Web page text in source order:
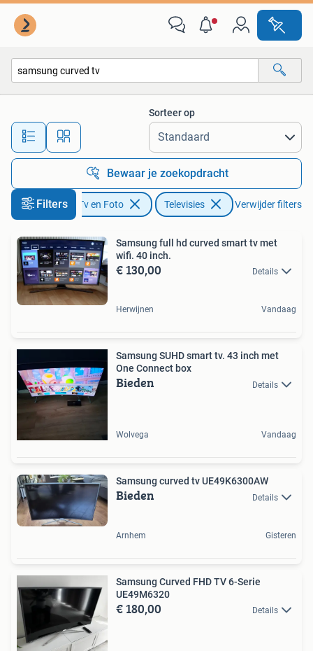
Alle afstanden…
Sorteer op
Bewaar je zoekopdracht
Filters
Audio, Tv en Foto Televisies Verwijder filters
Samsung full hd curved smart tv met
wifi. 40 inch.
€ 130,00 Details
Herwijnen Vandaag
Samsung SUHD smart tv. 43 inch met
One Connect box
Bieden Details
Wolvega Vandaag
Samsung curved tv UE49K6300AW
Bieden Details
Arnhem Gisteren
Samsung Curved FHD TV 6-Serie
UE49M6320
€ 180,00 Details